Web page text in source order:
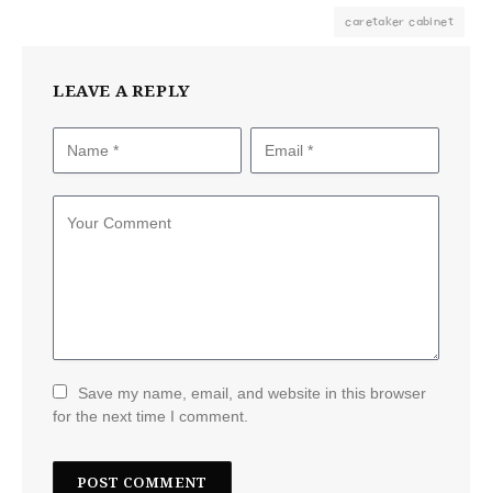
caretaker cabinet
LEAVE A REPLY
Save my name, email, and website in this browser
for the next time I comment.